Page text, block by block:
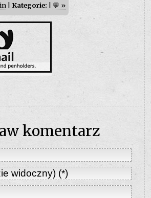
| Kategorie: 💬 »
komentarz